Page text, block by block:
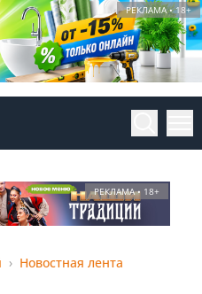
РЕКЛАМА • 18+
РЕКЛАМА • 18+
Новостная лента